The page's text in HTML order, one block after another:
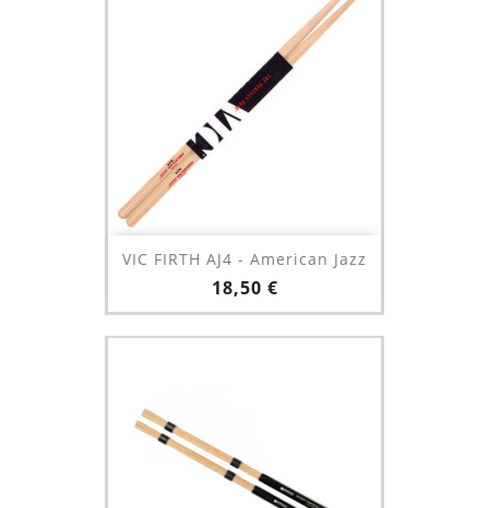
VIC FIRTH AJ4 - American Jazz
Prix
18,50 €